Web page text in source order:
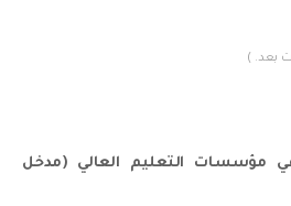
بعد. )
مؤسسات التعليم العالي (مدخل